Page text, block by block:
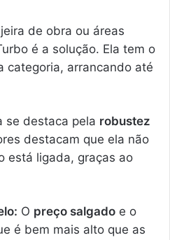
de obra ou áreas
é a solução. Ela tem o
categoria, arrancando até
se destaca pela robustez
destacam que ela não
está ligada, graças ao
O preço salgado e o
é bem mais alto que as